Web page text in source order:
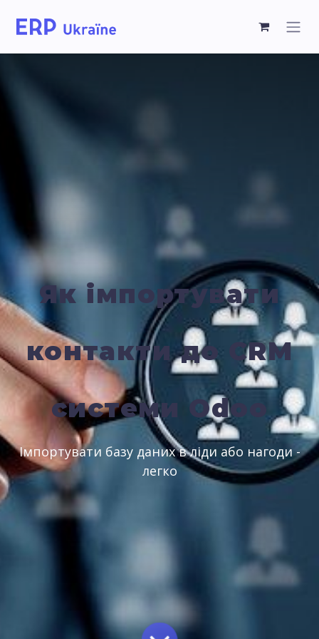
Як імпортувати
контакти до CRM
системи Odoo
Імпортувати базу даних в ліди або нагоди -
легко